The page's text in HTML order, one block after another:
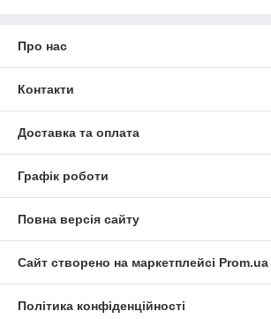
Про нас
Контакти
Доставка та оплата
Графік роботи
Повна версія сайту
Сайт створено на маркетплейсі Prom.ua
Політика конфіденційності